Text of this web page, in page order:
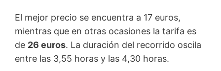
El mejor precio se encuentra a 17 euros,
mientras que en otras ocasiones la tarifa es
de 26 euros. La duración del recorrido oscila
entre las 3,55 horas y las 4,30 horas.